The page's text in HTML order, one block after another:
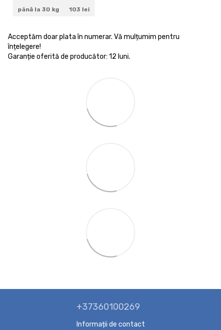
până la 30 kg
103 lei
Acceptăm doar plata în numerar. Vă mulțumim pentru
înțelegere!
Garanție oferită de producător: 12 luni.
+37360100269
Informații de contact